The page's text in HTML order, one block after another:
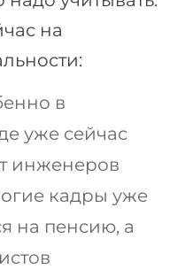
на
в
уже сейчас
инженеров
кадры уже
на пенсию, а